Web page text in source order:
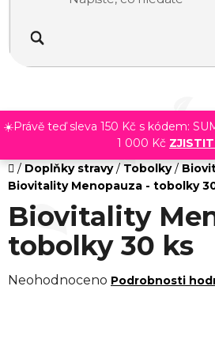
obsah
☀️Právě teď sleva 150 Kč s kódem:
1 000 Kč
Domů
/ Doplňky stravy / Tobolky /
Biovitality Menopauza - tobolky
Biovitality
tobolky 30 ks
Průměrné
Neohodnoceno Podrobnosti